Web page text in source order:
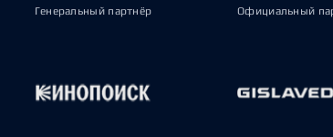
Генеральный партнёр Официальный